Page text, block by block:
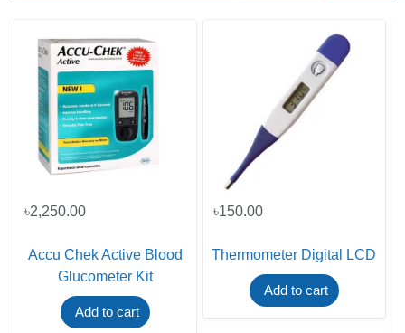
৳2,250.00
Accu Chek Active Blood
Glucometer Kit
Add to cart
৳150.00
Thermometer Digital LCD
Add to cart